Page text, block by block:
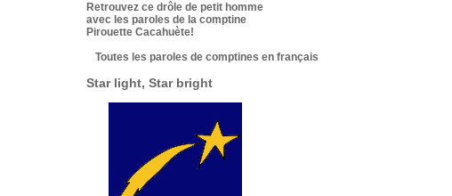
Retrouvez ce drôle de petit homme
avec les paroles de la comptine
Pirouette Cacahuète!
Toutes les paroles de comptines en français
Star light, Star bright